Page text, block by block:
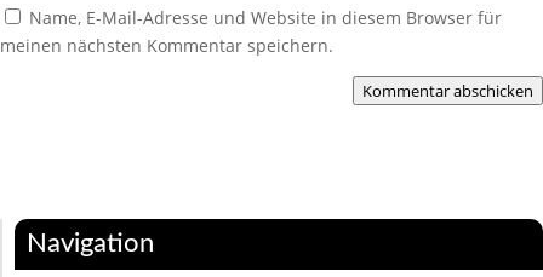
Name, E-Mail-Adresse und Website in diesem Browser für
meinen nächsten Kommentar speichern.
Kommentar abschicken
Navigation